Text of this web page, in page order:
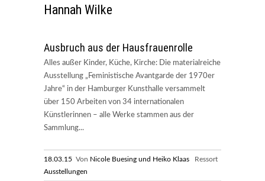
Hannah Wilke
Ausbruch aus der Hausfrauenrolle
Alles außer Kinder, Küche, Kirche: Die materialreiche
Ausstellung „Feministische Avantgarde der 1970er
Jahre“ in der Hamburger Kunsthalle versammelt
über 150 Arbeiten von 34 internationalen
Künstlerinnen – alle Werke stammen aus der
Sammlung...
18.03.15 Von Nicole Buesing und Heiko Klaas Ressort
Ausstellungen